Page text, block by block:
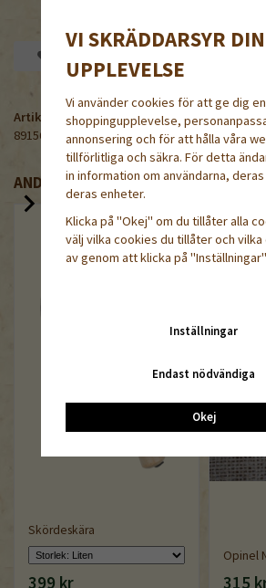
Artikelnummer:
891560
ANDRA KÖPTE ÄVEN
Skördeskära
399 kr
Opinel
315
VI SKRÄDDARSYR DIN
UPPLEVELSE
Vi använder cookies för att ge dig
shoppingupplevelse,
annonsering och för att hålla våra
tillförlitliga och säkra. För detta
in information om användarna,
deras enheter.
Klicka på "Okej" om du tillåter alla
välj vilka cookies du tillåter och vilka
av genom att klicka på
Inställningar
Endast nödvändiga
Okej